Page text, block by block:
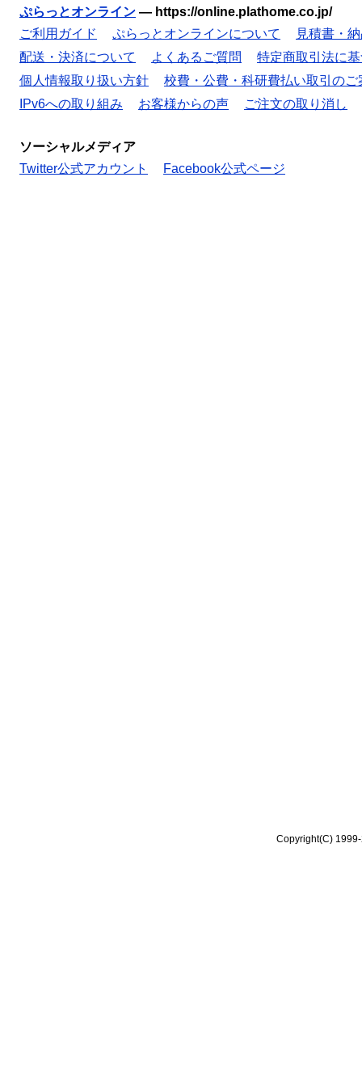
ぷらっとオンライン — https://online.plathome.co.jp/
ご利用ガイド
ぷらっとオンラインについて
見積書・
配送・決済について
よくあるご質問
特定商取引法に
個人情報取り扱い方針
校費・公費・科研費払い取引のご
IPv6への取り組み
お客様からの声 ご注文の取り消し
ソーシャルメディア
Twitter公式アカウント
Facebook公式ページ
Copyright(C)